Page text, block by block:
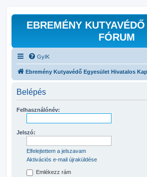
EBREMÉNY
FÓRUM
GyIK
Ebremény Kutyavédő Egyesület Hivatalos
Belépés
Felhasználónév:
Jelszó:
Elfelejtettem a jelszavam
Aktivációs e-mail újraküldése
Emlékezz rám